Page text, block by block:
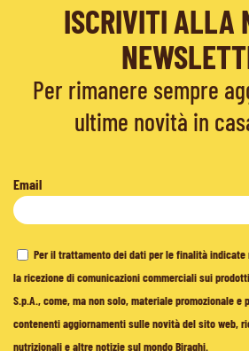
ISCRIVITI ALLA
Per rimanere sempre
ultime novità in
Email
Per il trattamento dei dati per le finalità indicate
la ricezione di comunicazioni commerciali sui
S.p.A., come, ma non solo, materiale promozionale
contenenti aggiornamenti sulle novità del sito web,
nutrizionali e altre notizie sul mondo Biraghi.